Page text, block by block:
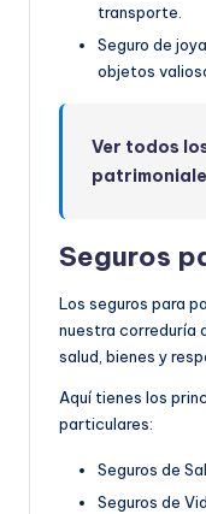
transporte.
Seguro de
objetos
Ver todos
Seguros
Los seguros para
nuestra correduría
salud, bienes y
Aquí tienes los
particulares:
Seguros de
Seguros de